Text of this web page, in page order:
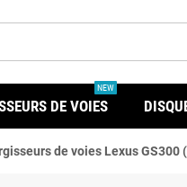
DE VOIES
NEW
de voies Lexus GS300